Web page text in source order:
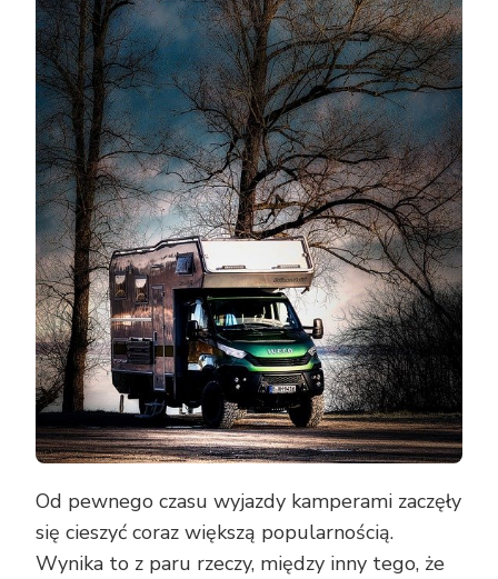
SOBĄ
ZABRAĆ
W
DŁUŻSZĄ
PODRÓŻ
Od pewnego czasu wyjazdy kamperami zaczęły
się cieszyć coraz większą popularnością.
Wynika to z paru rzeczy, między inny tego, że